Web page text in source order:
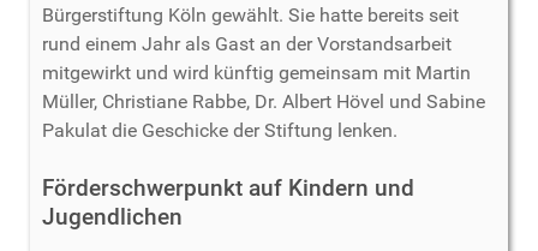
Bürgerstiftung Köln gewählt. Sie hatte bereits seit
rund einem Jahr als Gast an der Vorstandsarbeit
mitgewirkt und wird künftig gemeinsam mit Martin
Müller, Christiane Rabbe, Dr. Albert Hövel und Sabine
Pakulat die Geschicke der Stiftung lenken.
Förderschwerpunkt auf Kindern und
Jugendlichen